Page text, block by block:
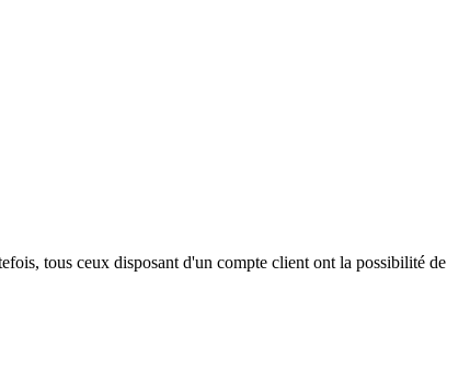
tous ceux disposant d'un compte client ont la possibilité de